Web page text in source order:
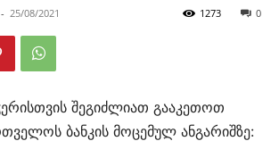
- 25/08/2021 0
1273
შეგიძლიათ გააკეთოთ
ბანკის მოცემულ ანგარიშზე: